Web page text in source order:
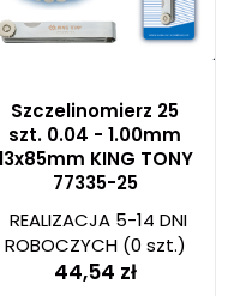
Szczelinomierz 25
szt. 0.04 - 1.00mm
KING TONY
77335-25
REALIZACJA 5-14 DNI
ROBOCZYCH(0 szt.)
44,54 zł